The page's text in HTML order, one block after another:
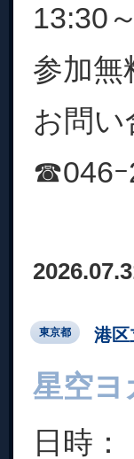
13:30
参加無
お問
☎046ｰ
東京都 港区
星空ヨ
日時：